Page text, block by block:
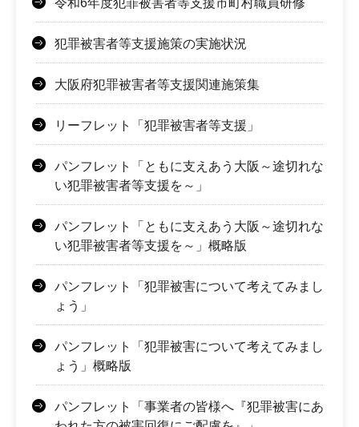
犯罪被害者等支援施策の実施状況
大阪府犯罪被害者等支援関連施策集
リーフレット「犯罪被害者等支援」
パンフレット「ともに支えあう大阪～途切れな
い犯罪被害者等支援を～」
パンフレット「ともに支えあう大阪～途切れな
い犯罪被害者等支援を～」概略版
パンフレット「犯罪被害について考えてみまし
ょう」
パンフレット「犯罪被害について考えてみまし
ょう」概略版
パンフレット「事業者の皆様へ『犯罪被害にあ